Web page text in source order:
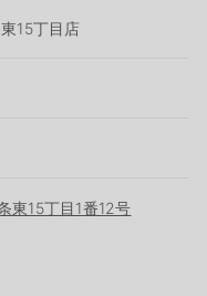
15丁目店
東15丁目1番12号